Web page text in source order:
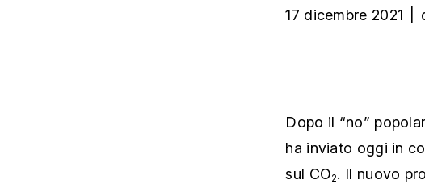
17 dicembre 2021
Dopo il “no”
ha inviato oggi in
sul CO2. Il nuovo